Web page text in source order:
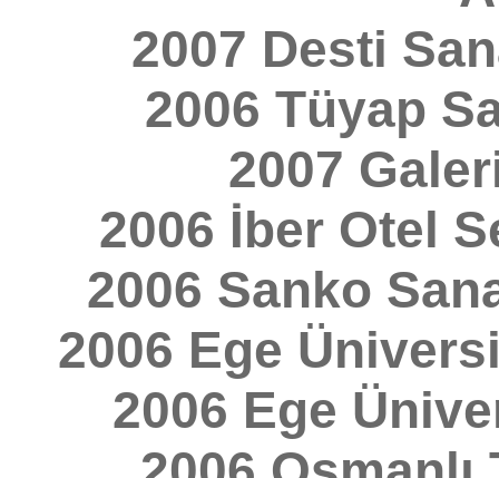
2007 Desti
2006 Tüyap
2007
2006 İber Otel
2006 Sanko
2006 Ege
2006 Ege